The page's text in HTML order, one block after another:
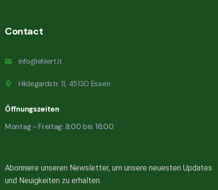
Contact
info@ehlert.it
Hildegardstr. 11, 45130 Essen
Öffnungszeiten
Montag - Freitag: 8:00 bis 16:00
Abonniere unseren Newsletter, um unsere neuesten Updates
und Neuigkeiten zu erhalten.